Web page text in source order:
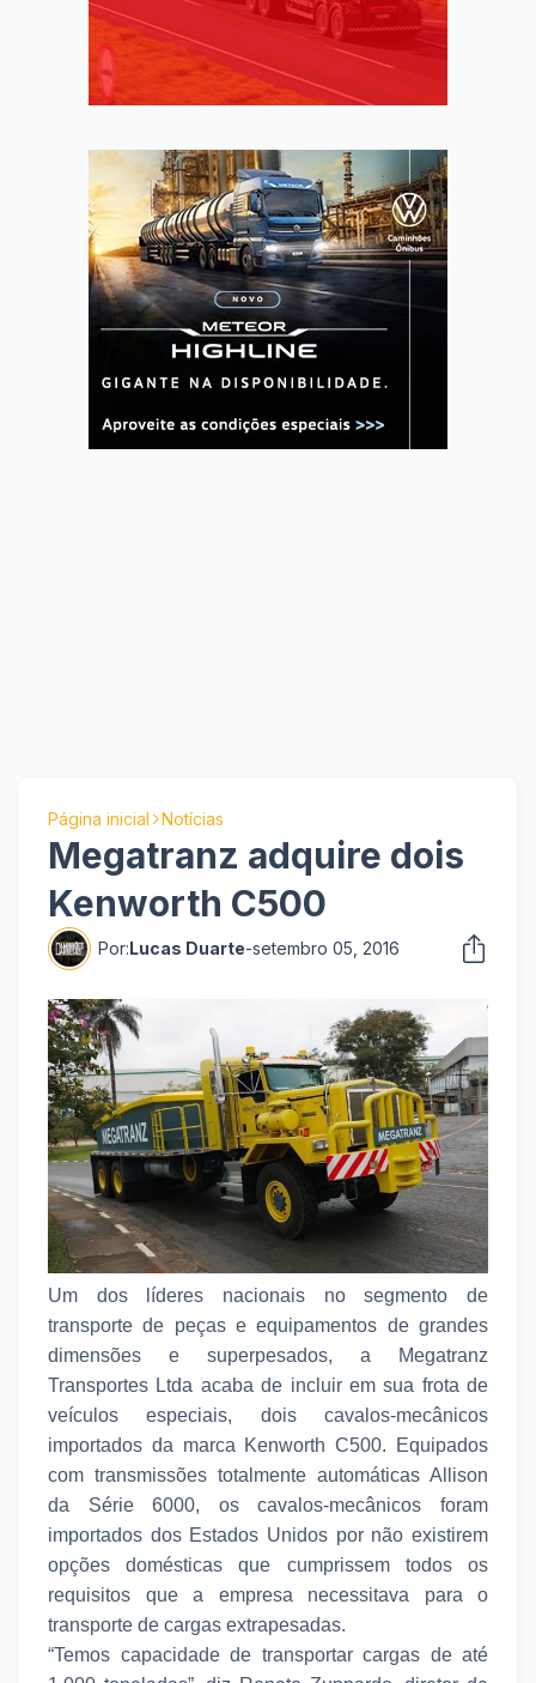
Página inicial Notícias
Megatranz adquire dois
Kenworth C500
Por:Lucas Duarte-setembro 05, 2016
Um dos líderes nacionais no segmento de
transporte de peças e equipamentos de grandes
dimensões e superpesados, a Megatranz
Transportes Ltda acaba de incluir em sua frota de
veículos especiais, dois cavalos-mecânicos
importados da marca Kenworth C500. Equipados
com transmissões totalmente automáticas Allison
da Série 6000, os cavalos-mecânicos foram
importados dos Estados Unidos por não existirem
opções domésticas que cumprissem todos os
requisitos que a empresa necessitava para o
transporte de cargas extrapesadas.
“Temos capacidade de transportar cargas de até